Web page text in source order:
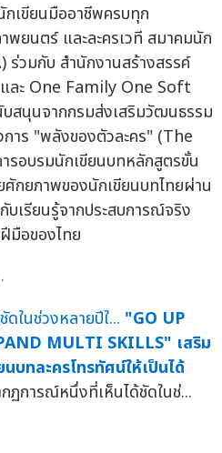
กเขียนมืออาชีพครบทุก
ยนตร์ และละครเวที สมาคมนัก
ร่วมกับ สำนักงานสร้างสรรค์
ละ One Family One Soft
สนุนจากกรมส่งเสริมวัฒนธรรม
าร "พลังของตัวละคร" (The
อบรมนักเขียนบทหลักสูตรขั้น
กยภาพของนักเขียนบทไทยผ่าน
เรียนรู้จากประสบการณ์จริง
มือของไทย
"GO UP
MULTI SKILLS" เสริม
บทละครโทรทัศน์ให้เป็นได้
ฏการณ์หนึ่งที่เห็นได้ชัดในช่...